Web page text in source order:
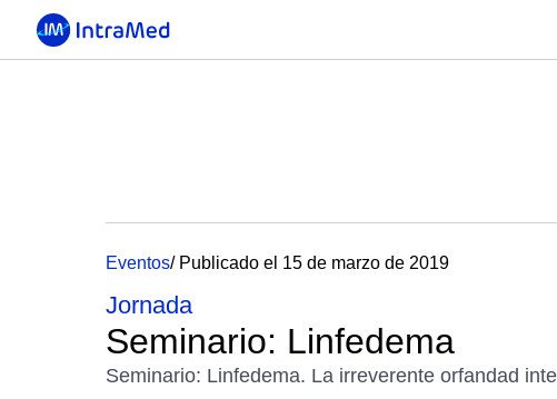
Eventos/ Publicado el 15 de marzo de 2019
Jornada
Seminario: Linfedema
Seminario: Linfedema. La irreverente orfandad